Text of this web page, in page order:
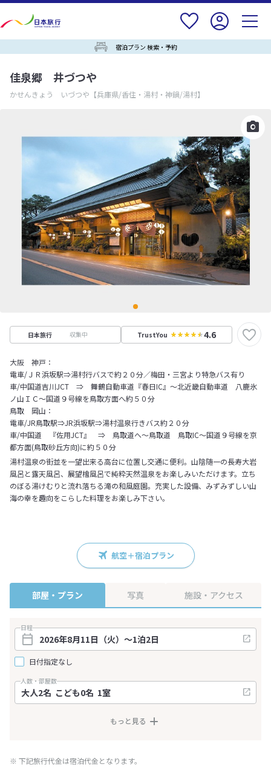
宿泊プラン 検索・予約
佳泉郷 井づつや
かせんきょう いづつや 【兵庫県/香住・湯村・神鍋/湯村】
日本旅行 収集中 TrustYou 4.6
大阪 神戸：
電車/ＪＲ浜坂駅⇒湯村行バスで約２０分／梅田・三宮より特急バス有り
車/中国道吉川JCT ⇒ 舞鶴自動車道『春日IC』～北近畿自動車道 八鹿氷
ノ山ＩＣ～国道９号線を鳥取方面へ約５０分
鳥取 岡山：
電車/JR鳥取駅⇒JR浜坂駅⇒湯村温泉行きバス約２０分
車/中国道 『佐用JCT』 ⇒ 鳥取道へ～鳥取道 鳥取IC～国道９号線を京
都方面(鳥取砂丘方向)に約５０分
湯村温泉の街並を一望出来る高台に位置し交通に便利。山陰随一の長寿大岩
風呂と露天風呂、展望檜風呂で純粋天然温泉をお楽しみいただけます。立ち
のぼる湯けむりと流れ落ちる滝の和風庭園。充実した設備、みずみずしい山
海の幸を趣向をこらした料理をお楽しみ下さい。
航空＋宿泊プラン
部屋・プラン 写真 施設・アクセス
日程
日付指定なし
人数・部屋数
もっと見る
※ 下記旅行代金は宿泊代金となります。